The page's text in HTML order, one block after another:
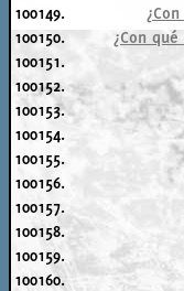
100149.
100150.
¿Con
100151.
100152.
100153.
100154.
100155.
100156.
100157.
100158.
100159.
100160.